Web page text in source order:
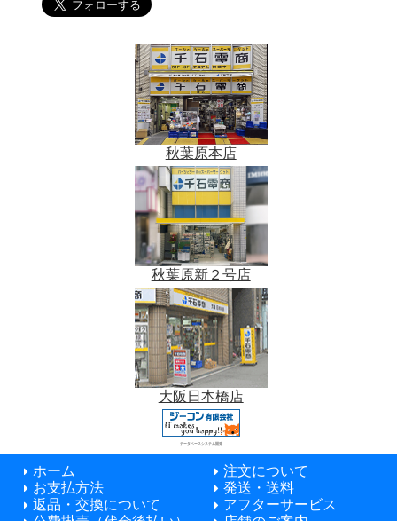
秋葉原本店
秋葉原新２号店
大阪日本橋店
データベースシステム開発
ホーム
注文について
お支払方法
発送・送料
返品・交換について
アフターサービス